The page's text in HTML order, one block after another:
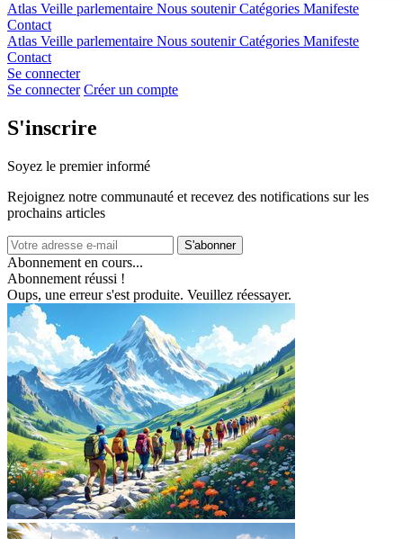
Atlas Veille parlementaire Nous soutenirCatégories Manifeste
Contact
Atlas Veille parlementaire Nous soutenirCatégories Manifeste
Contact
Se connecter
Se connecter Créer un compte
S'inscrire
Soyez le premier informé
Rejoignez notre communauté et recevez des notifications sur les
prochains articles
S'abonner
Abonnement en cours...
Abonnement réussi !
Oups, une erreur s'est produite. Veuillez réessayer.